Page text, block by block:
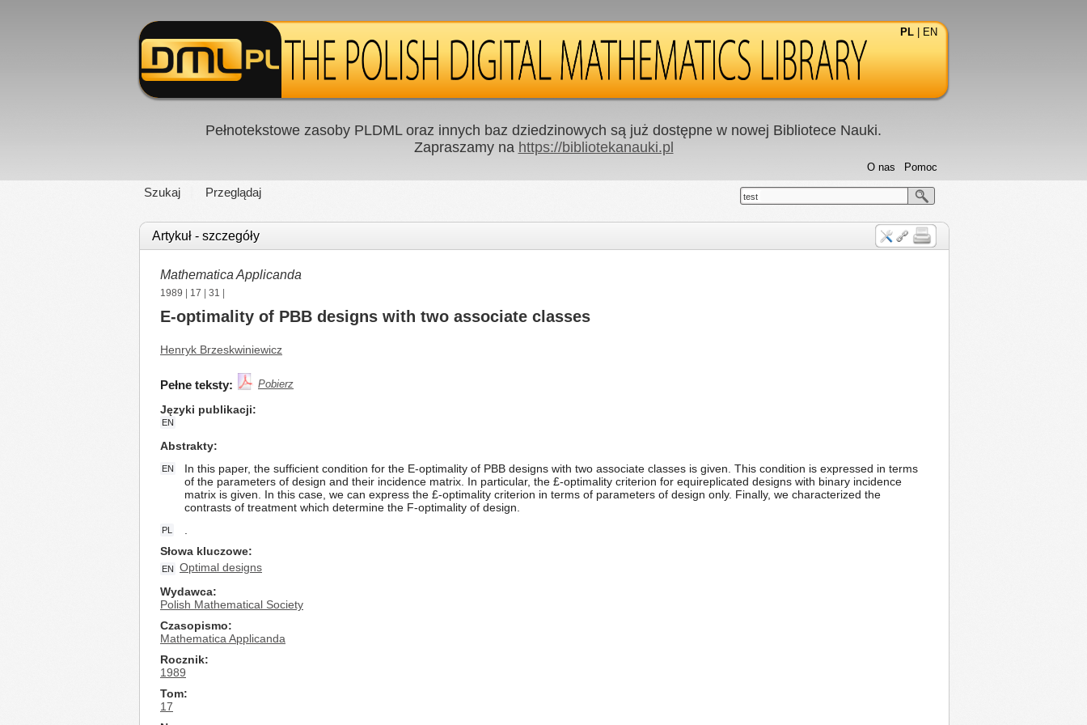
PL EN
Pełnotekstowe zasoby PLDML oraz innych baz dziedzinowych są już dostępne w nowej Bibliotece Nauki.
Zapraszamy na https://bibliotekanauki.pl
Szukaj Przeglądaj
Pomoc
O nas
test
Artykuł - szczegóły
Mathematica Applicanda
1989 17 31
E-optimality of PBB designs with two associate classes
Henryk Brzeskwiniewicz
Pełne teksty: Pobierz
Języki publikacji
EN
Abstrakty
EN
In this paper, the sufficient condition for the E-optimality of PBB designs with two associate classes is given. This condition is expressed in terms
of the parameters of design and their incidence matrix. In particular, the £-optimality criterion for equireplicated designs with binary incidence
matrix is given. In this case, we can express the £-optimality criterion in terms of parameters of design only. Finally, we characterized the
contrasts of treatment which determine the F-optimality of design.
PL
Słowa kluczowe
EN
Optimal designs
Wydawca
Polish Mathematical Society
Czasopismo
Mathematica Applicanda
Rocznik
1989
Tom
17